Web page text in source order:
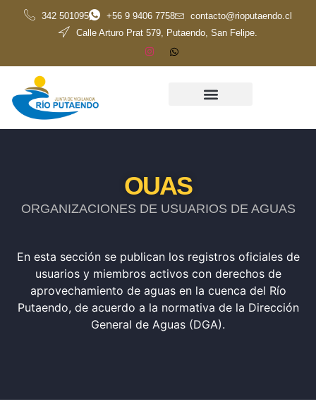
342 501095 +56 9 9406 7758
contacto@rioputaendo.cl
Calle Arturo Prat 579, Putaendo, San Felipe.
OUAS
ORGANIZACIONES DE USUARIOS DE AGUAS
En esta sección se publican los registros oficiales de
usuarios y miembros activos con derechos de
aprovechamiento de aguas en la cuenca del Río
Putaendo, de acuerdo a la normativa de la Dirección
General de Aguas (DGA).